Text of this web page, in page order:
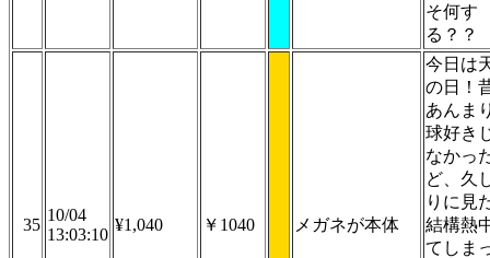
そ何す
る？？
35
10/04
13:03:10
¥1,040 ￥1040 メガネが本体
今日は
の日！
あんま
球好き
なかっ
ど、久
りに見
結構熱
てしま